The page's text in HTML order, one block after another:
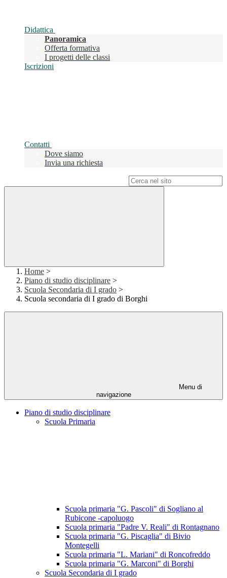
Didattica
Panoramica
Offerta formativa
I progetti delle classi
Iscrizioni
Contatti
Dove siamo
Invia una richiesta
Home >
Piano di studio disciplinare >
Scuola Secondaria di I grado >
Scuola secondaria di I grado di Borghi
Menu di
navigazione
Piano di studio disciplinare
Scuola Primaria
Scuola primaria "G. Pascoli" di Sogliano al
Rubicone -capoluogo
Scuola primaria "Padre V. Reali" di Rontagnano
Scuola primaria "G. Piscaglia" di Bivio
Montegelli
Scuola primaria "L. Mariani" di Roncofreddo
Scuola primaria "G. Marconi" di Borghi
Scuola Secondaria di I grado